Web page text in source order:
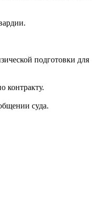
подготовки для
контракту.
суда.